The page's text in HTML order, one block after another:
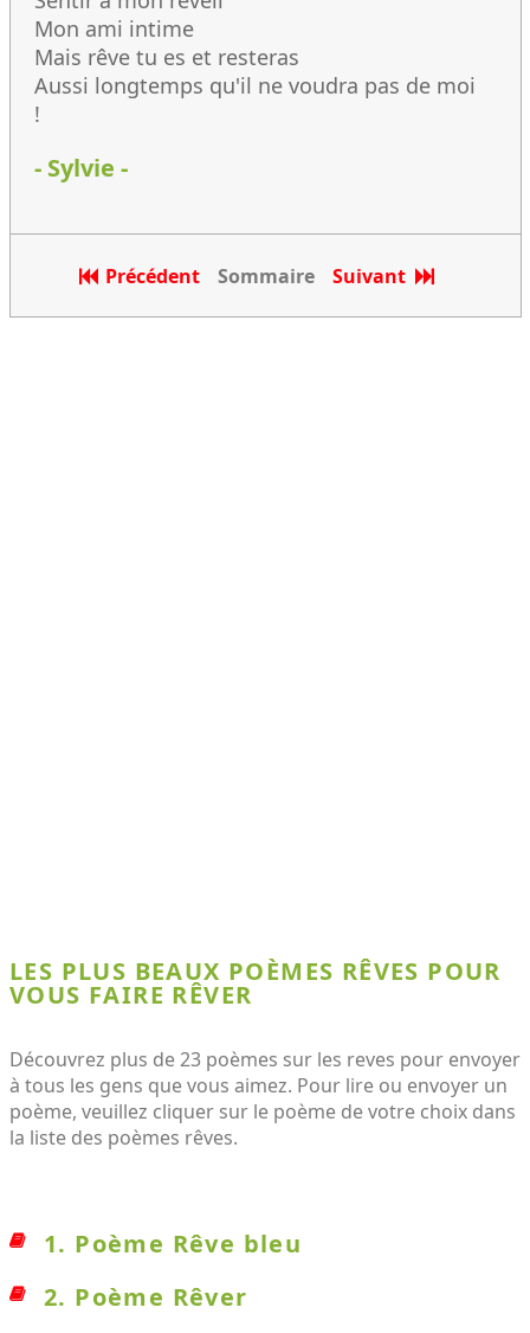
Mon ami intime
Mais rêve tu es et resteras
Aussi longtemps qu'il ne voudra pas de moi
!
- Sylvie -
Précédent Sommaire Suivant
LES PLUS BEAUX POÈMES RÊVES POUR
VOUS FAIRE RÊVER
Découvrez plus de 23 poèmes sur les reves pour envoyer
à tous les gens que vous aimez. Pour lire ou envoyer un
poème, veuillez cliquer sur le poème de votre choix dans
la liste des poèmes rêves.
1. Poème Rêve bleu
2. Poème Rêver